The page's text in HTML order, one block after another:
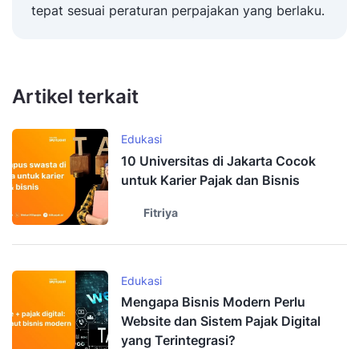
tepat sesuai peraturan perpajakan yang berlaku.
Artikel terkait
Edukasi
10 Universitas di Jakarta Cocok
untuk Karier Pajak dan Bisnis
Fitriya
Edukasi
Mengapa Bisnis Modern Perlu
Website dan Sistem Pajak Digital
yang Terintegrasi?